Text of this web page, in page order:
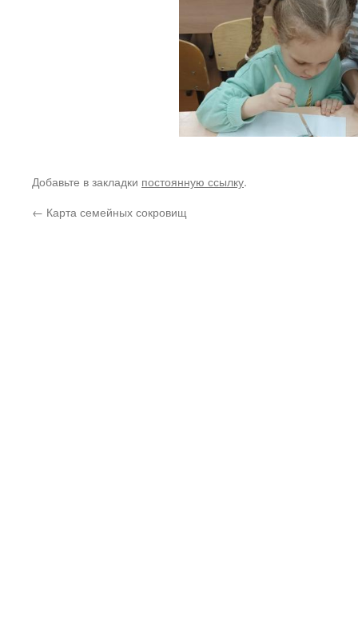
Добавьте в закладки постоянную ссылку.
← Карта семейных сокровищ